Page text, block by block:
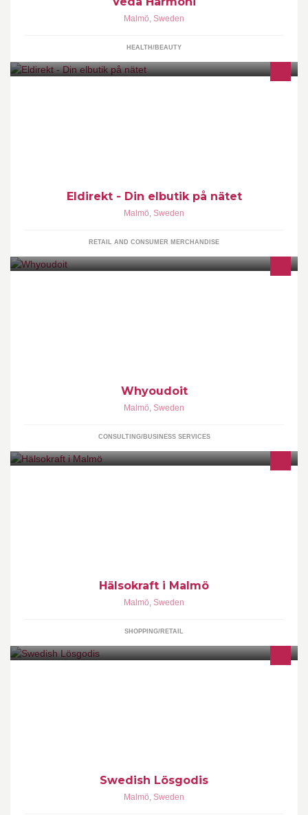
Malmö, Sweden
HEALTH/BEAUTY
Eldirekt - Din elbutik på nätet
Malmö, Sweden
RETAIL AND CONSUMER MERCHANDISE
Whyoudoit
Malmö, Sweden
CONSULTING/BUSINESS SERVICES
Hälsokraft i Malmö
Malmö, Sweden
SHOPPING/RETAIL
Swedish Lösgodis
Malmö, Sweden